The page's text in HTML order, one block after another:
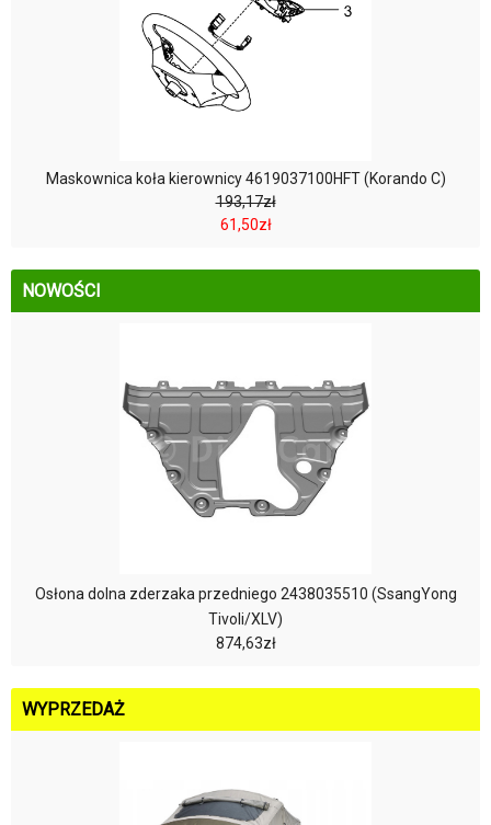
Maskownica koła kierownicy 4619037100HFT (Korando C)
193,17zł
61,50zł
NOWOŚCI
Osłona dolna zderzaka przedniego 2438035510 (SsangYong
Tivoli/XLV)
874,63zł
WYPRZEDAŻ